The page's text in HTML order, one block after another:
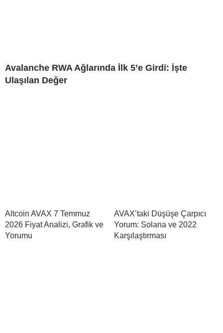
Avalanche RWA Ağlarında İlk 5’e Girdi: İşte
Ulaşılan Değer
Altcoin AVAX 7 Temmuz
2026 Fiyat Analizi, Grafik ve
Yorumu
AVAX’taki Düşüşe Çarpıcı
Yorum: Solana ve 2022
Karşılaştırması